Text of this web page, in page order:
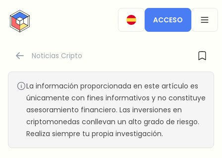
CryptoTicker
ACCESO
Noticias Cripto
La información proporcionada en este artículo es
únicamente con fines informativos y no constituye
asesoramiento financiero. Las inversiones en
criptomonedas conllevan un alto grado de riesgo.
Realiza siempre tu propia investigación.